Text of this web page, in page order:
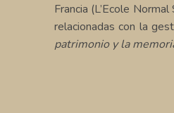
Francia (L’Ecole
relacionadas con la
patrimonio y la